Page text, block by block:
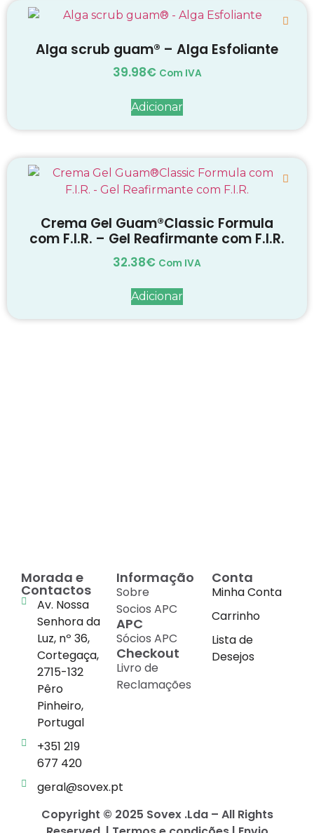
Alga scrub guam® – Alga Esfoliante
39.98€ Com IVA
Adicionar
Crema Gel Guam®Classic Formula
com F.I.R. – Gel Reafirmante com F.I.R.
32.38€ Com IVA
Adicionar
Morada e
Contactos
Av. Nossa
Senhora da
Luz, nº 36,
Cortegaça,
2715-132
Pêro
Pinheiro,
Portugal
+351 219
677 420
geral@sovex.pt
Informação
Sobre
Socios APC
APC
Sócios APC
Checkout
Livro de
Reclamações
Conta
Minha Conta
Carrinho
Lista de
Desejos
Copyright © 2025 Sovex .Lda – All Rights